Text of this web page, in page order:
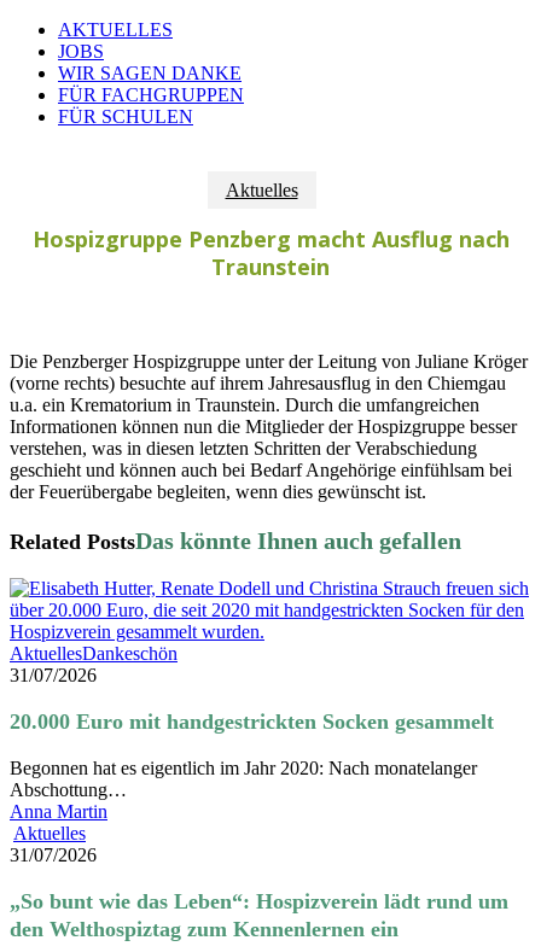
AKTUELLES
JOBS
WIR SAGEN DANKE
FÜR FACHGRUPPEN
FÜR SCHULEN
Aktuelles
Hospizgruppe Penzberg macht Ausflug nach
Traunstein
Die Penzberger Hospizgruppe unter der Leitung von Juliane Kröger
(vorne rechts) besuchte auf ihrem Jahresausflug in den Chiemgau
u.a. ein Krematorium in Traunstein. Durch die umfangreichen
Informationen können nun die Mitglieder der Hospizgruppe besser
verstehen, was in diesen letzten Schritten der Verabschiedung
geschieht und können auch bei Bedarf Angehörige einfühlsam bei
der Feuerübergabe begleiten, wenn dies gewünscht ist.
Related Posts
AktuellesDankeschön
handgestrickten
Socken
gesammelt
31/07/2026
20.000 Euro mit handgestrickten Socken gesammelt
Begonnen hat es eigentlich im Jahr 2020: Nach monatelanger
Abschottung…
Anna Martin
Aktuelles„So
bunt
das
Leben“:
Hospizverein
31/07/2026
„So bunt wie das Leben“: Hospizverein lädt rund um
den Welthospiztag zum Kennenlernen ein